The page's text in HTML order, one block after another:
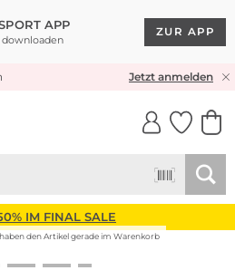
APP
ZUR APP
& RÜCKVERSANDJetzt anmelden
IM FINAL SALE
den Artikel gerade im Warenkorb